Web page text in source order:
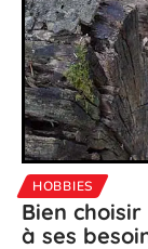
HOBBIES
Bien
à ses